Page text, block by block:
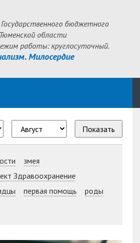
бюджетного
области
работы: круглосуточный.
Милосердие
Показать
змея
Здравоохранение
первая помощь
роды